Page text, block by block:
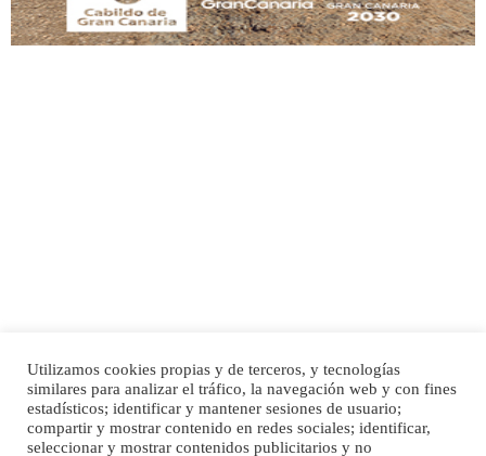
SHIBA PERDIDO AVDA JOSE MESA Y LOPEZ
PERRO MACHO RAZA SHIBA CON MICROCHIP PERDIDO HOY 06/07/2025 ZONA
MESA Y LOPEZ. ES MUY ASUSTADIZO
Leales.org » Gran Canaria | 6.7.2025
Inicio Publicidad
Política de privacidad
Aviso Legal
Cláusula de Cookies
Utilizamos cookies propias y de terceros, y tecnologías
similares para analizar el tráfico, la navegación web y con fines
estadísticos; identificar y mantener sesiones de usuario;
compartir y mostrar contenido en redes sociales; identificar,
seleccionar y mostrar contenidos publicitarios y no